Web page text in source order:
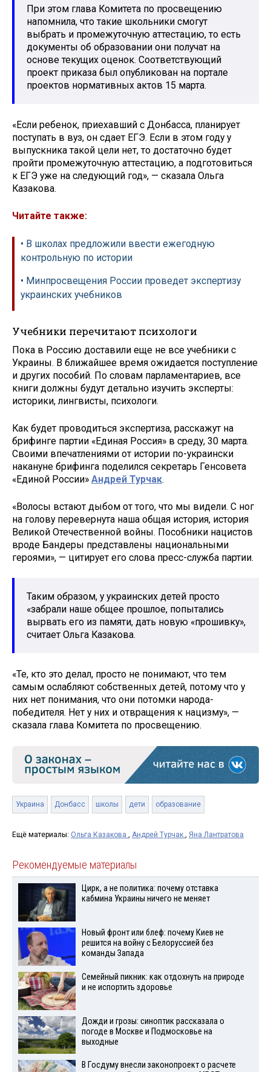
При этом глава Комитета по просвещению
напомнила, что такие школьники смогут
выбрать и промежуточную аттестацию, то есть
документы об образовании они получат на
основе текущих оценок. Соответствующий
проект приказа был опубликован на портале
проектов нормативных актов 15 марта.
«Если ребенок, приехавший с Донбасса, планирует
поступать в вуз, он сдает ЕГЭ. Если в этом году у
выпускника такой цели нет, то достаточно будет
пройти промежуточную аттестацию, а подготовиться
к ЕГЭ уже на следующий год», — сказала Ольга
Казакова.
Читайте также:
• В школах предложили ввести ежегодную
контрольную по истории
• Минпросвещения России проведет экспертизу
украинских учебников
Учебники перечитают психологи
Пока в Россию доставили еще не все учебники с
Украины. В ближайшее время ожидается поступление
и других пособий. По словам парламентариев, все
книги должны будут детально изучить эксперты:
историки, лингвисты, психологи.
Как будет проводиться экспертиза, расскажут на
брифинге партии «Единая Россия» в среду, 30 марта.
Своими впечатлениями от истории по-украински
накануне брифинга поделился секретарь Генсовета
«Единой России» Андрей Турчак.
«Волосы встают дыбом от того, что мы видели. С ног
на голову перевернута наша общая история, история
Великой Отечественной войны. Пособники нацистов
вроде Бандеры представлены национальными
героями», — цитирует его слова пресс-служба партии.
Таким образом, у украинских детей просто
«забрали наше общее прошлое, попытались
вырвать его из памяти, дать новую «прошивку»,
считает Ольга Казакова.
«Те, кто это делал, просто не понимают, что тем
самым ослабляют собственных детей, потому что у
них нет понимания, что они потомки народа-
победителя. Нет у них и отвращения к нацизму», —
сказала глава Комитета по просвещению.
Украина Донбасс школы дети образование
Ещё материалы: Ольга Казакова , Андрей Турчак , Яна Лантратова
Рекомендуемые материалы
Цирк, а не политика: почему отставка
кабмина Украины ничего не меняет
Новый фронт или блеф: почему Киев не
решится на войну с Белоруссией без
команды Запада
Семейный пикник: как отдохнуть на природе
и не испортить здоровье
Дожди и грозы: синоптик рассказала о
погоде в Москве и Подмосковье на
выходные
В Госдуму внесли законопроект о расчете